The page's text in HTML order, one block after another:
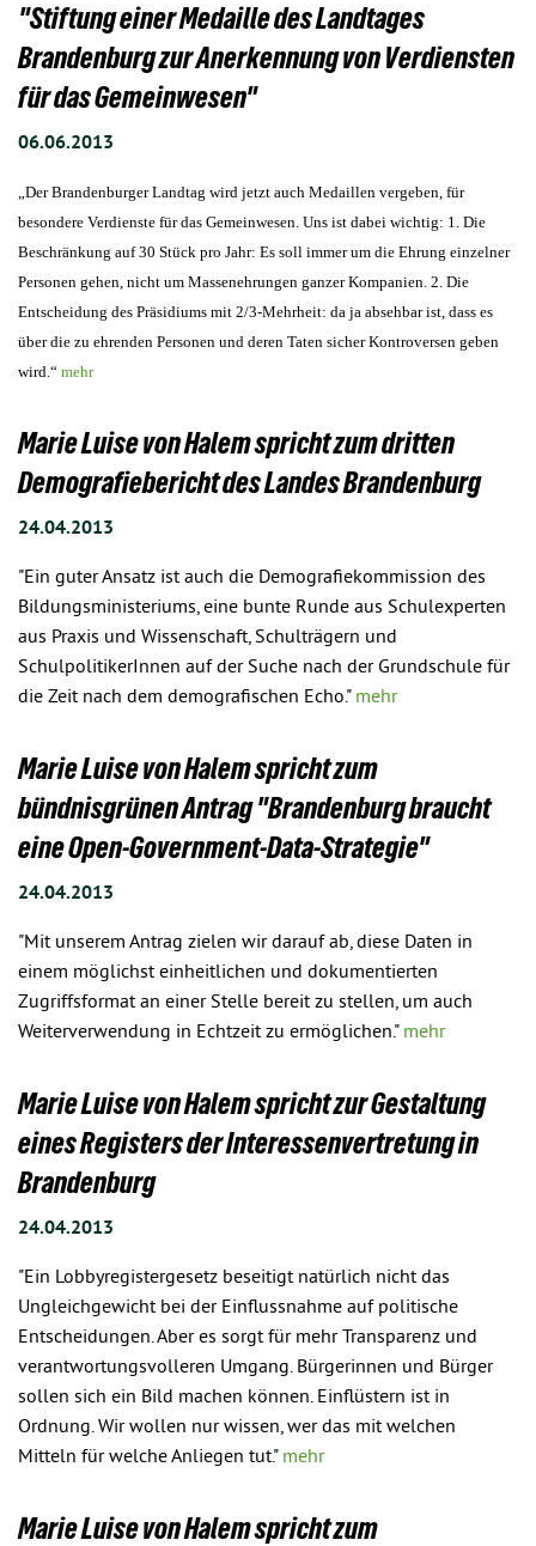
"Stiftung einer Medaille des Landtages
Brandenburg zur Anerkennung von Verdiensten
für das Gemeinwesen"
06.06.2013
„Der BrandenburgerLandtag wird jetzt auch Medaillen vergeben, für
besondere Verdienste für das Gemeinwesen. Uns ist dabei wichtig: 1. Die
Beschränkung auf 30 Stück pro Jahr: Es soll immer um die Ehrung einzelner
Personen gehen, nicht um Massenehrungen ganzer Kompanien. 2. Die
Entscheidung des Präsidiums mit 2/3-Mehrheit: da ja absehbar ist, dass es
über die zu ehrenden Personen und deren Taten sicher Kontroversen geben
wird.“ mehr
Marie Luise von Halem spricht zum dritten
Demografiebericht des Landes Brandenburg
24.04.2013
"Ein guter Ansatz ist auch die Demografiekommission des
Bildungsministeriums, eine bunte Runde aus Schulexperten
aus Praxis und Wissenschaft, Schulträgern und
SchulpolitikerInnen auf der Suche nach der Grundschule für
die Zeit nach dem demografischen Echo." mehr
Marie Luise von Halem spricht zum
bündnisgrünen Antrag "Brandenburg braucht
eine Open-Government-Data-Strategie"
24.04.2013
"Mit unserem Antrag zielen wir darauf ab, diese Daten in
einem möglichst einheitlichen und dokumentierten
Zugriffsformat an einer Stelle bereit zu stellen, um auch
Weiterverwendung in Echtzeit zu ermöglichen." mehr
Marie Luise von Halem spricht zur Gestaltung
eines Registers der Interessenvertretung in
Brandenburg
24.04.2013
"Ein Lobbyregistergesetz beseitigt natürlich nicht das
Ungleichgewicht bei der Einflussnahme auf politische
Entscheidungen. Aber es sorgt für mehr Transparenz und
verantwortungsvolleren Umgang. Bürgerinnen und Bürger
sollen sich ein Bild machen können. Einflüstern ist in
Ordnung. Wir wollen nur wissen, wer das mit welchen
Mitteln für welche Anliegen tut." mehr
Marie Luise von Halem spricht zum